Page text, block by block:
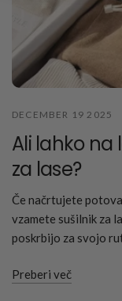
DECEMBER 19 2025
Ali lahko na
za lase?
Če načrtujete
vzamete sušilnik za
poskrbijo za svojo
Preberi več